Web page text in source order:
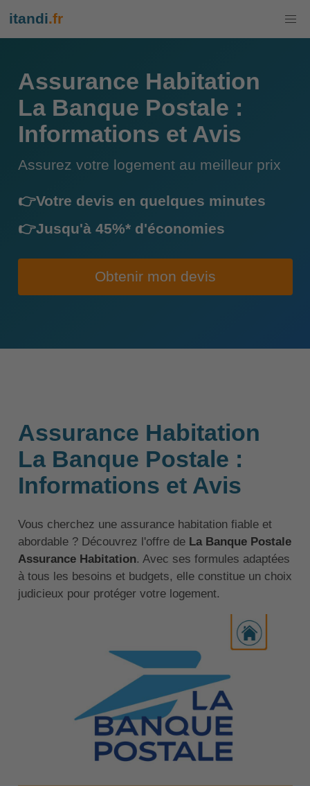
itandi.fr
Assurance Habitation
La Banque Postale :
Informations et Avis
Assurez votre logement au meilleur prix
👉Votre devis en quelques minutes
👉Jusqu'à 45%* d'économies
Obtenir mon devis
Assurance Habitation
La Banque Postale :
Informations et Avis
Vous cherchez une assurance habitation fiable et
abordable ? Découvrez l'offre de La Banque Postale
Assurance Habitation. Avec ses formules adaptées
à tous les besoins et budgets, elle constitue un choix
judicieux pour protéger votre logement.